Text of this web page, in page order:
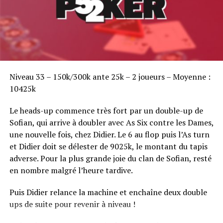
Niveau 33 – 150k/300k ante 25k – 2 joueurs – Moyenne :
10425k
Le heads-up commence très fort par un double-up de
Sofian, qui arrive à doubler avec As Six contre les Dames,
une nouvelle fois, chez Didier. Le 6 au flop puis l’As turn
et Didier doit se délester de 9025k, le montant du tapis
adverse. Pour la plus grande joie du clan de Sofian, resté
en nombre malgré l’heure tardive.
Puis Didier relance la machine et enchaîne deux double
ups de suite pour revenir à niveau !